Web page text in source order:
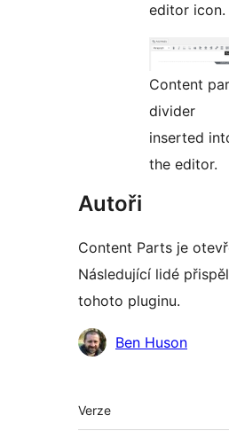
editor icon.
Content
divider
inserted
the editor.
Autoři
Content Parts je
Následující lidé
tohoto pluginu.
Spolupracovníci
Ben Huson
Meta
Verze